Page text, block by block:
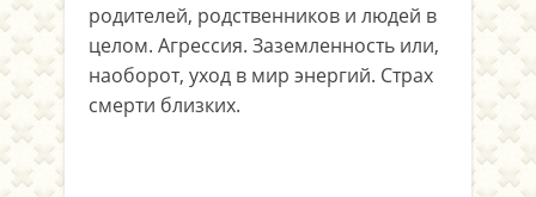
родителей, родственников и людей в
целом. Агрессия. Заземленность или,
наоборот, уход в мир энергий. Страх
смерти близких.